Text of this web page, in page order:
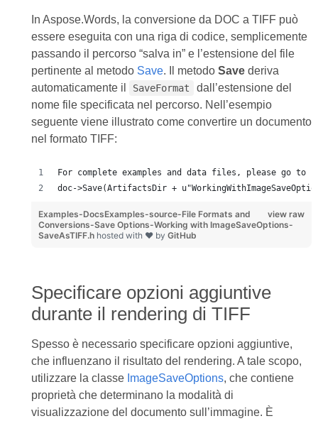
In Aspose.Words, la conversione da DOC a TIFF può
essere eseguita con una riga di codice, semplicemente
passando il percorso “salva in” e l’estensione del file
pertinente al metodo Save. Il metodo Savederiva
automaticamente il
SaveFormat
dall’estensione del
nome file specificata nel percorso. Nell’esempio
seguente viene illustrato come convertire un documento
nel formato TIFF:
For complete examples and data files, please go to
doc->Save(ArtifactsDir +
view raw
Examples-DocsExamples-source-File Formats and
Conversions-Save Options-Working with ImageSaveOptions-
SaveAsTIFF.h hosted with ❤ by GitHub
Specificare opzioni aggiuntive
durante il rendering di TIFF
Spesso è necessario specificare opzioni aggiuntive,
che influenzano il risultato del rendering. A tale scopo,
utilizzare la classe ImageSaveOptions, che contiene
proprietà che determinano la modalità di
visualizzazione del documento sull’immagine. È